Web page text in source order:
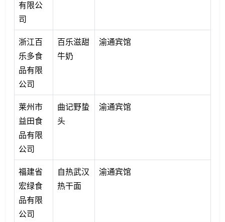
有限公
司
浙江百
乐多食
品有限
公司
百乐滋甜
牛奶
渝通宾馆
莱州市
益田食
品有限
公司
曲记野蛰
头
渝通宾馆
福建省
宏绿食
品有限
公司
自热武汉
热干面
渝通宾馆